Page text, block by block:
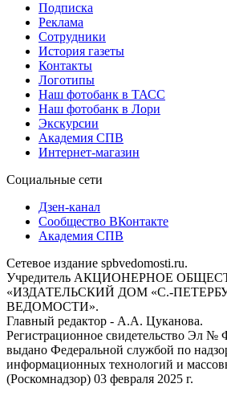
Подписка
Реклама
Сотрудники
История газеты
Контакты
Логотипы
Наш фотобанк в ТАСС
Наш фотобанк в Лори
Экскурсии
Академия СПВ
Интернет-магазин
Социальные сети
Дзен-канал
Сообщество ВКонтакте
Академия СПВ
Сетевое издание spbvedomosti.ru.
Учредитель АКЦИОНЕРНОЕ
«ИЗДАТЕЛЬСКИЙ ДОМ «С.-
ВЕДОМОСТИ».
Главный редактор - А.А. Цуканова.
Регистрационное свидетельство Эл №
выдано Федеральной службой по
информационных технологий и
(Роскомнадзор) 03 февраля 2025 г.